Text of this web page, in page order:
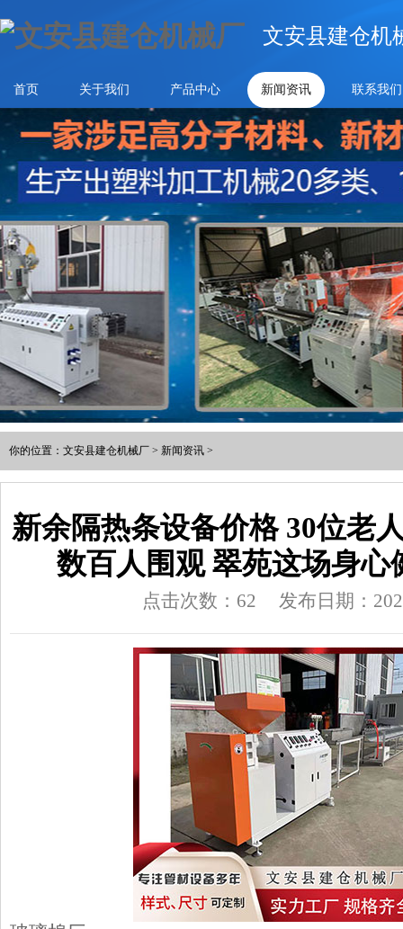
文安县建仓机
首页 关于我们 产品中心 新闻资讯 联系我们
你的位置： 文安县建仓机械厂 > 新闻资讯 >
新余隔热条设备价格 30位老
数百人围观 翠苑这场身心
点击次数：62 发布日期：